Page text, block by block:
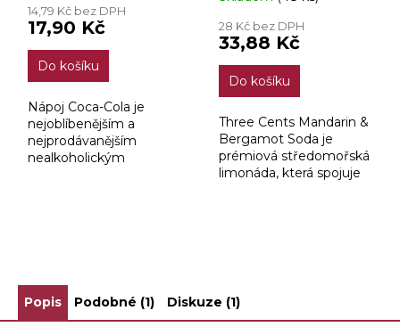
produktu
je
4,7
5
hvězdiček.
14,79 Kč bez DPH
17,90 Kč
Do košíku
Nápoj Coca-Cola je
nejoblíbenějším a
nejprodávanějším
nealkoholickým
28 Kč bez DPH
33,88 Kč
Do košíku
Three Cents Mandarin &
Bergamot Soda je
prémiová středomořská
limonáda, která spojuje
Popis Podobné (1) Diskuze (1)